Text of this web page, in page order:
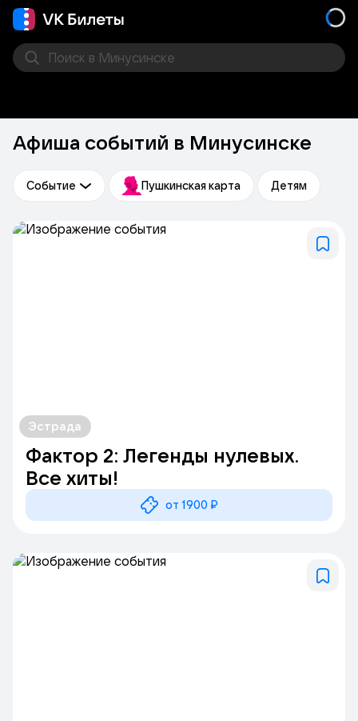
Поиск в Минусинске
Афиша событий в Минусинске
Событие Пушкинская карта Детям
Эстрада
Фактор 2: Легенды нулевых.
Все хиты!
от 1900 ₽